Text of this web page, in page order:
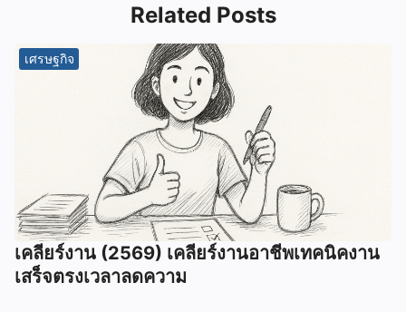
Related Posts
เศรษฐกิจ
เคลียร์งาน (2569) เคลียร์งานอาชีพเทคนิคงาน
เสร็จตรงเวลาลดความ